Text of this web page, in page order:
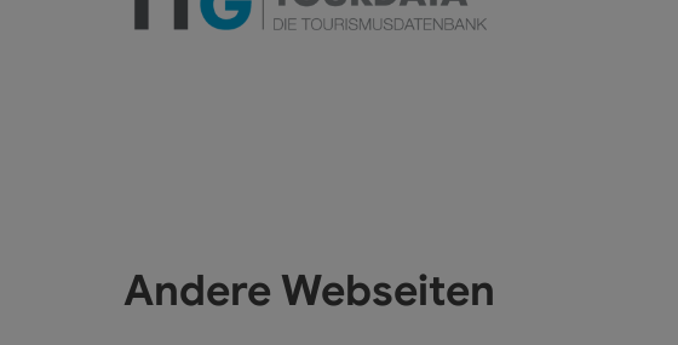
Andere Webseiten